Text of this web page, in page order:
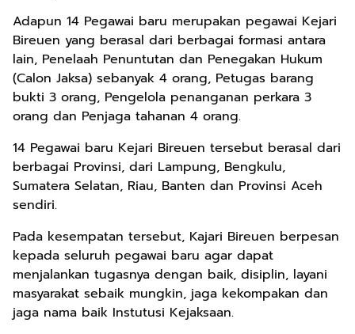
Adapun 14 Pegawai baru merupakan pegawai Kejari
Bireuen yang berasal dari berbagai formasi antara
lain, Penelaah Penuntutan dan Penegakan Hukum
(Calon Jaksa) sebanyak 4 orang, Petugas barang
bukti 3 orang, Pengelola penanganan perkara 3
orang dan Penjaga tahanan 4 orang.
14 Pegawai baru Kejari Bireuen tersebut berasal dari
berbagai Provinsi, dari Lampung, Bengkulu,
Sumatera Selatan, Riau, Banten dan Provinsi Aceh
sendiri.
Pada kesempatan tersebut, Kajari Bireuen berpesan
kepada seluruh pegawai baru agar dapat
menjalankan tugasnya dengan baik, disiplin, layani
masyarakat sebaik mungkin, jaga kekompakan dan
jaga nama baik Instutusi Kejaksaan.